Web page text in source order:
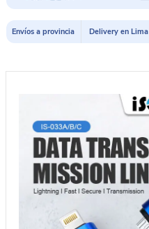
cantidad
Envíos a provincia Delivery en Lima